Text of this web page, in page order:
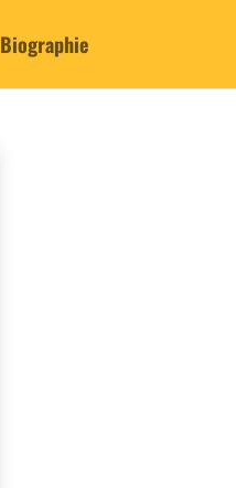
Biographie